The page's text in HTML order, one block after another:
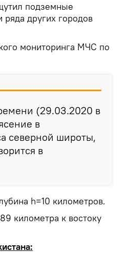
подземные
других городов
мониторинга МЧС по
(29.03.2020 в
в
северной широты,
в
h=10 километров.
километра к востоку